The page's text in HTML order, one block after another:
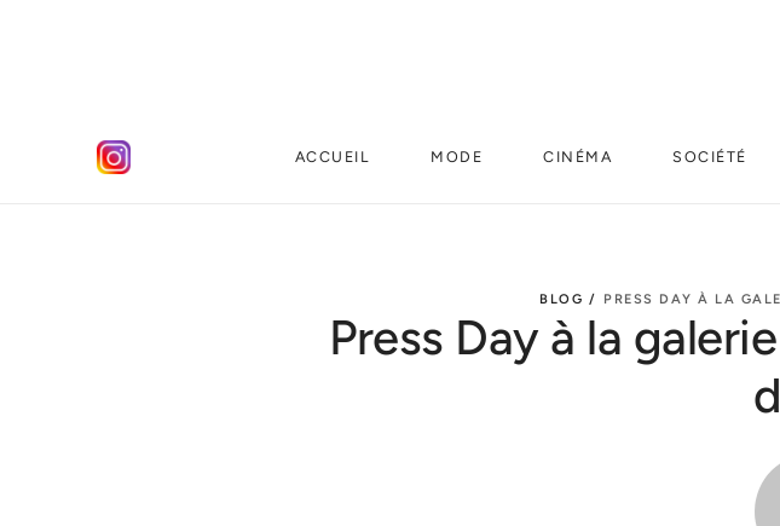
ACCUEIL MODE CINÉMA SOCIÉTÉ
BLOG / PRESS DAY À LA
Press Day à la